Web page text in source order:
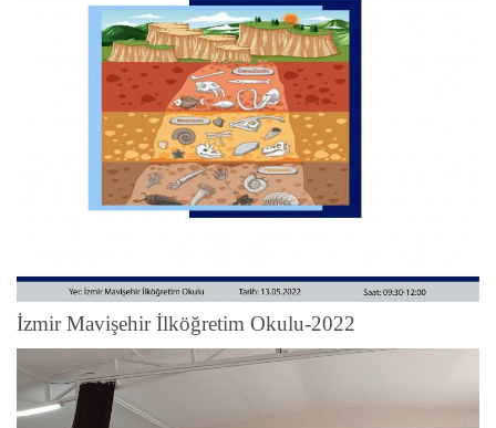
İzmir Mavişehir İlköğretim Okulu-2022